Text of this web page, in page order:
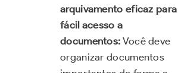
arquivamento eficaz para
fácil acesso a
documentos: Você deve
organizar documentos